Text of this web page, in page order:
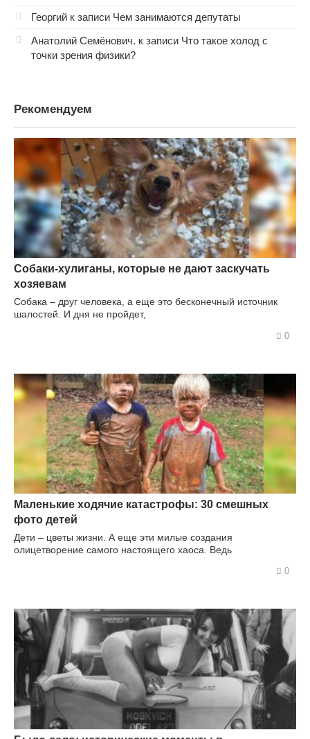
Георгий к записи Чем занимаются депутаты
Анатолий Семёнович. к записи Что такое холод с
точки зрения физики?
Рекомендуем
Собаки-хулиганы, которые не дают заскучать
хозяевам
Собака – друг человека, а еще это бесконечный источник
шалостей. И дня не пройдет,
0
Маленькие ходячие катастрофы: 30 смешных
фото детей
Дети – цветы жизни. А еще эти милые создания
олицетворение самого настоящего хаоса. Ведь
0